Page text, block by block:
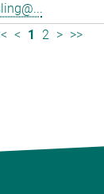
< 1 2 > >>